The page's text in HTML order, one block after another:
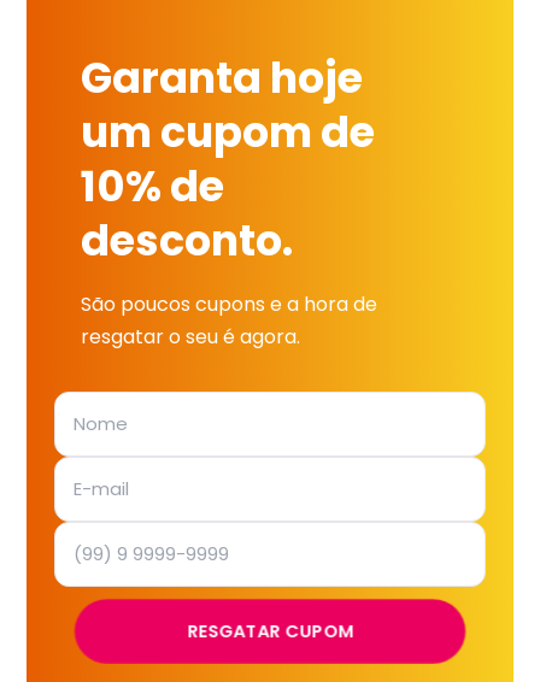
Garanta hoje
um cupom de
10% de
desconto.
São poucos cupons e a hora de
resgatar o seu é agora.
RESGATAR CUPOM